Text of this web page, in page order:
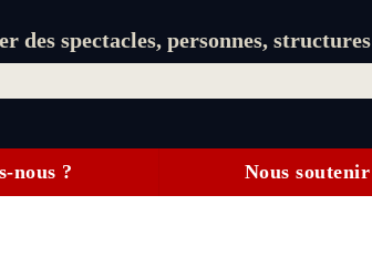
des spectacles, personnes, structures
nous ? Nous soutenir